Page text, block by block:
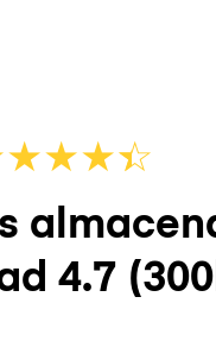
★★★☆
★
4.7